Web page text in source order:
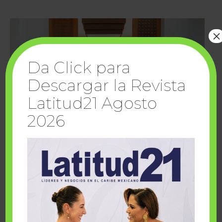
Cuando la solidaridad inspira; cumplen
sueños Fairmont Mayakoba y Make-A-Wish
Da Click para
Descargar la Revista
Latitud21 Agosto
2026
×